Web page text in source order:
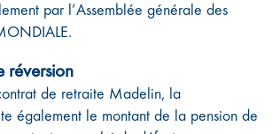
par l’Assemblée générale des
réversion
de retraite Madelin, la
également le montant de la pension de